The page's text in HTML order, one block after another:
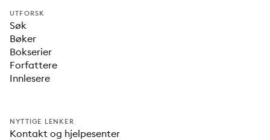
UTFORSK
Søk
Bøker
Bokserier
Forfattere
Innlesere
NYTTIGE LENKER
Kontakt og hjelpesenter